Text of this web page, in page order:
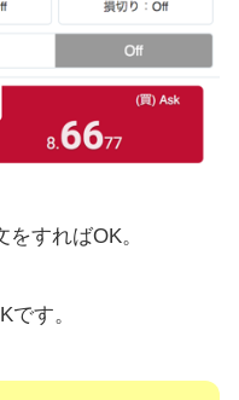
すればOK。
す。